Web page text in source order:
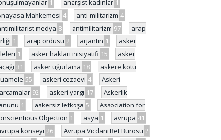
1 anarşist kadınlar 1
Mahkemesi 4 anti-militarizm 4
medya 8 antimilitarizm 97
arap
1 arap ordusu 2 arjantin 1
asker
1 asker hakları inisiyatifi 15
asker
31 asker uğurlama 18
askere kötü
55 askeri cezaevi 4
Askeri
92 askeri yargı 17
Askerlik
1 askersiz lefkoşa 5
Association for
Objection 1 asya 1 avrupa 41
konseyi 26 Avrupa Vicdani Ret Bürosu 2